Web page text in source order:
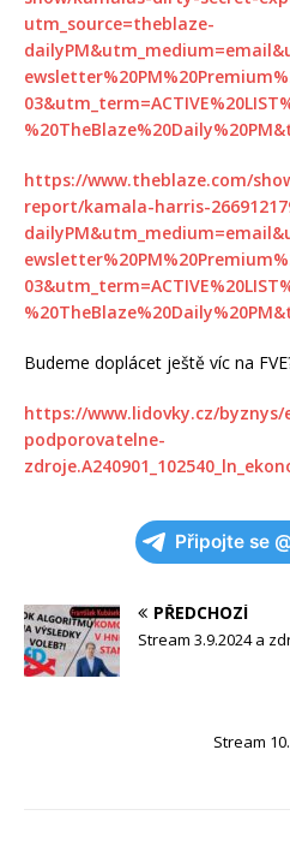
utm_source=theblaze-
https://www.theblaze.com/
report/kamala-harris-
Budeme doplácet ještě víc na
https://www.lidovky.cz/
podporovatelne-
Připojte se
PŘEDCHOZÍ
Stream 3.9.2024 a
Stream